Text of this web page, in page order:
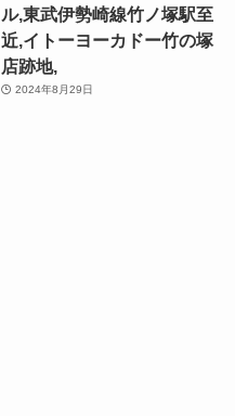
ル,東武伊勢崎線竹ノ塚駅至
近,イトーヨーカドー竹の塚
店跡地,
2024年8月29日